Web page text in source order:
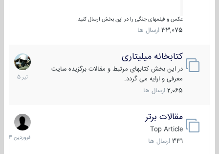
عکس و فیلمهای جنگی را در این بخش ارسال کنید.
33,075 ارسال ها
کتابخانه میلیتاری
در این بخش کتابهای مرتبط و مقالات برگزیده سایت
معرفی و ارایه می گردد.
2,065 ارسال ها
16
تیر
1405
مقالات برتر
Top Article
331 ارسال ها
29
فروردین
1404